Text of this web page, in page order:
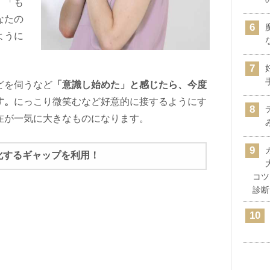
「も
たの
うに
を伺うなど 「意識し始めた」と感じたら、今度
にっこり微笑むなど好意的に接するようにす
一気に大きなものになります。
るギャップを利用！
コ
診